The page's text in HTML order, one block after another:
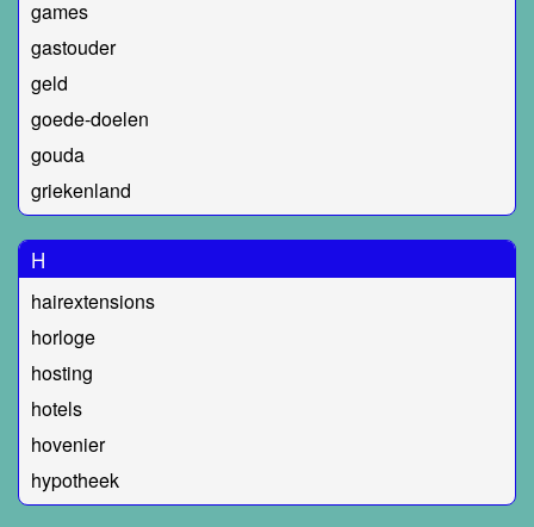
games
gastouder
geld
goede-doelen
gouda
griekenland
H
hairextensions
horloge
hosting
hotels
hovenier
hypotheek